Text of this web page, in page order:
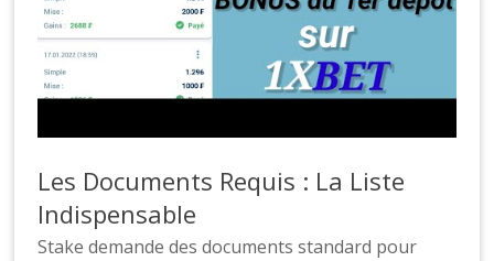
Les Documents Requis : La Liste
Indispensable
Stake demande des documents standard pour